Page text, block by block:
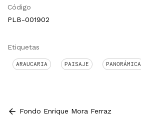
Código
PLB-001902
Etiquetas
ARAUCARIA PAISAJE PANORÁMICA
Fondo Enrique Mora Ferraz